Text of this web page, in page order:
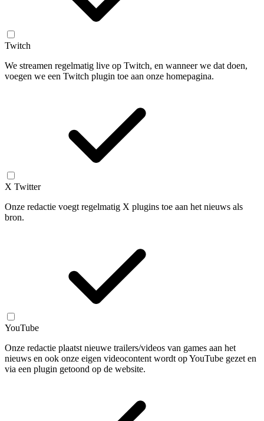
Twitch
We streamen regelmatig live op Twitch, en wanneer we dat doen,
voegen we een Twitch plugin toe aan onze homepagina.
X Twitter
Onze redactie voegt regelmatig X plugins toe aan het nieuws als
bron.
YouTube
Onze redactie plaatst nieuwe trailers/videos van games aan het
nieuws en ook onze eigen videocontent wordt op YouTube gezet en
via een plugin getoond op de website.